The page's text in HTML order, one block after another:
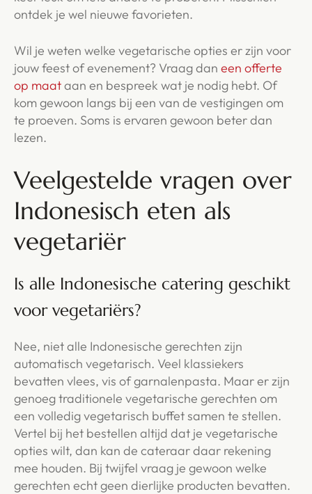
ontdek je wel nieuwe favorieten.
Wil je weten welke vegetarische opties er zijn voor
jouw feest of evenement? Vraag dan een offerte
op maataan en bespreek wat je nodig hebt. Of
kom gewoon langs bij een van de vestigingen om
te proeven. Soms is ervaren gewoon beter dan
lezen.
Veelgestelde vragen over
Indonesisch eten als
vegetariër
Is alle Indonesische catering geschikt
voor vegetariërs?
Nee, niet alle Indonesische gerechten zijn
automatisch vegetarisch. Veel klassiekers
bevatten vlees, vis of garnalenpasta. Maar er zijn
genoeg traditionele vegetarische gerechten om
een volledig vegetarisch buffet samen te stellen.
Vertel bij het bestellen altijd dat je vegetarische
opties wilt, dan kan de cateraar daar rekening
mee houden. Bij twijfel vraag je gewoon welke
gerechten echt geen dierlijke producten bevatten.